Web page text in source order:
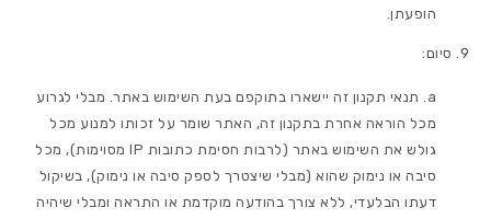
הופעתן.
סיום:
תנאי תקנון זה יישארו בתוקפם בעת השימוש באתר. מבלי לגרוע
מכל הוראה אחרת בתקנון זה, האתר שומר על זכותו למנוע מכל
גולש את השימוש באתר (לרבות חסימת כתובות IP מסוימות), מכל
סיבה או נימוק שהוא (מבלי שיצטרך לספק סיבה או נימוק), בשיקול
דעתו הבלעדי, ללא צורך בהודעה מוקדמת או התראה ומבלי שיהיה